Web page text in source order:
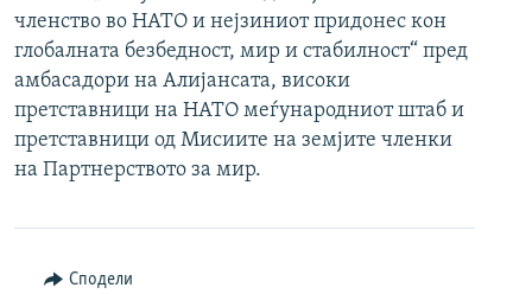
РСЕ веб страници
членство во НАТО и нејзиниот придонес кон
глобалната безбедност, мир и стабилност“ пред
амбасадори на Алијансата, високи
претставници на НАТО меѓународниот штаб и
претставници од Мисиите на земјите членки
на Партнерството за мир.
Сподели